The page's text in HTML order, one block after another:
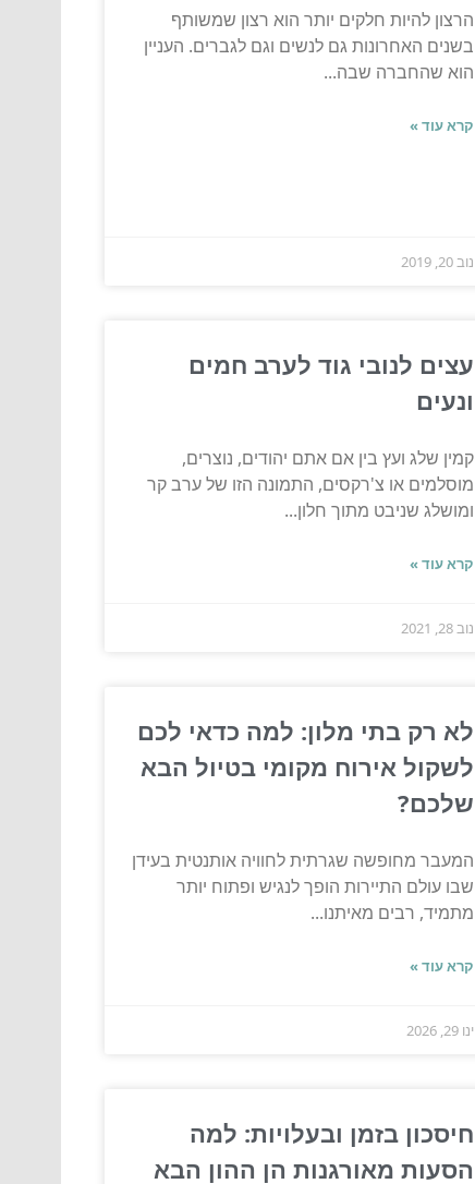
הרצון להיות חלקים יותר הוא רצון שמשותף
בשנים האחרונות גם לנשים וגם לגברים. העניין
הוא שהחברה שבה...
קרא עוד »
נוב 20, 2019
עצים לנובי גוד לערב חמים
ונעים
קמין שלג ועץ בין אם אתם יהודים, נוצרים,
מוסלמים או צ'רקסים, התמונה הזו של ערב קר
ומושלג שניבט מתוך חלון...
קרא עוד »
נוב 28, 2021
לא רק בתי מלון: למה כדאי לכם
לשקול אירוח מקומי בטיול הבא
שלכם?
המעבר מחופשה שגרתית לחוויה אותנטית בעידן
שבו עולם התיירות הופך לנגיש ופתוח יותר
מתמיד, רבים מאיתנו...
קרא עוד »
ינו 29, 2026
חיסכון בזמן ובעלויות: למה
הסעות מאורגנות הן ההון הבא